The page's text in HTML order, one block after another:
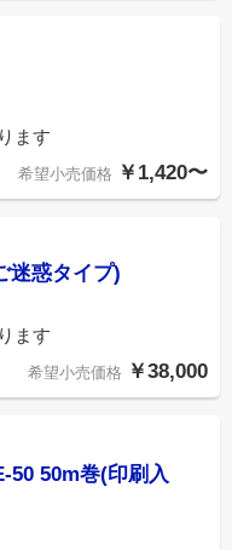
ます
希望小売価格 ￥1,420〜
迷惑タイプ)
ます
希望小売価格 ￥38,000
50 50m巻(印刷入